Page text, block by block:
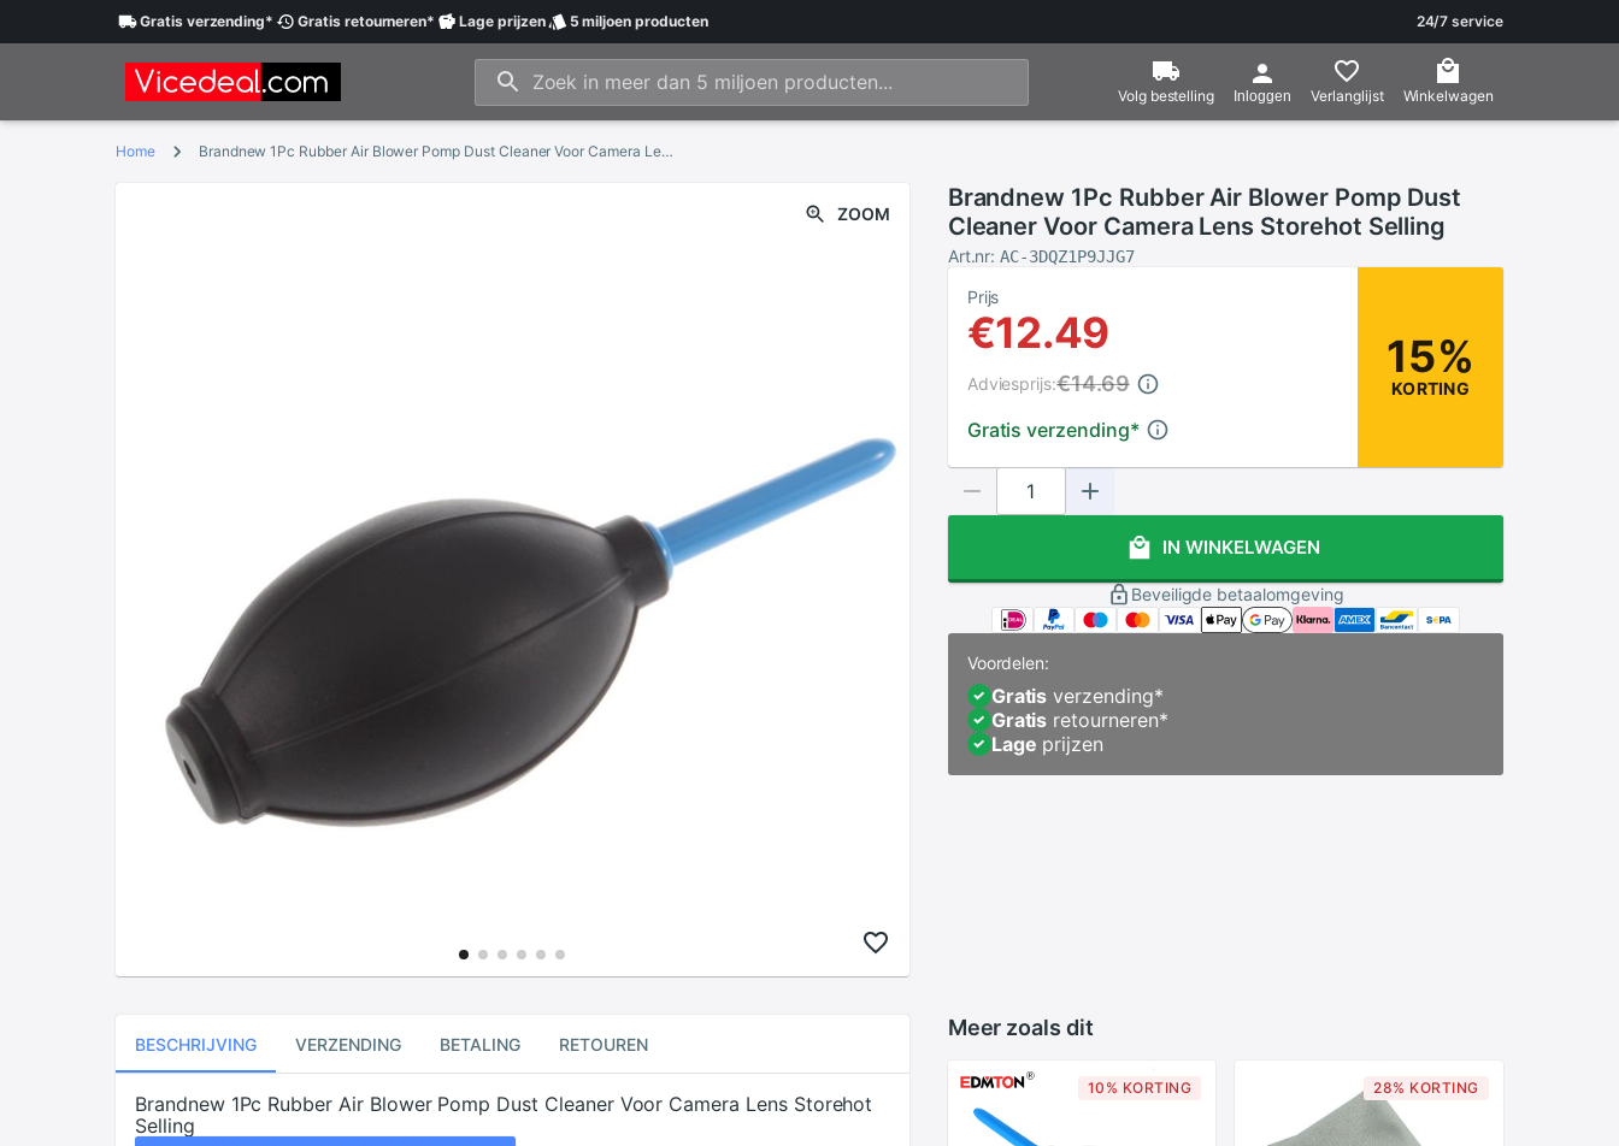
Gratisverzending* Gratisretourneren* Lageprijzen 5 miljoen producten 24/7 service
Volg bestelling Inloggen Verlanglijst Winkelwagen
Home Brandnew 1Pc Rubber Air Blower Pomp Dust Cleaner Voor Camera Lens Storehot Selling
ZOOM
Brandnew 1Pc Rubber Air Blower Pomp Dust
Cleaner Voor Camera Lens Storehot Selling
Art.nr:AC-3DQZ1P9JJG7
Prijs
€12.49
Gratis verzending*
Adviesprijs:€14.69
15%
KORTING
IN WINKELWAGEN
Beveiligde betaalomgeving
Voordelen:
Gratis verzending*
Gratis retourneren*
Lage prijzen
BESCHRIJVING VERZENDING BETALING RETOUREN
Brandnew 1Pc Rubber Air Blower Pomp Dust Cleaner Voor Camera Lens Storehot
Selling
Meer zoals dit
10% KORTING 28% KORTING